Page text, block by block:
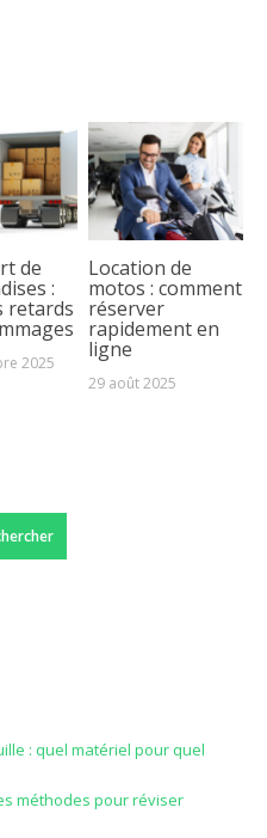
de
:
retards
2025
Location de
motos : comment
réserver
rapidement en
ligne
29 août 2025
: quel matériel pour quel
méthodes pour réviser